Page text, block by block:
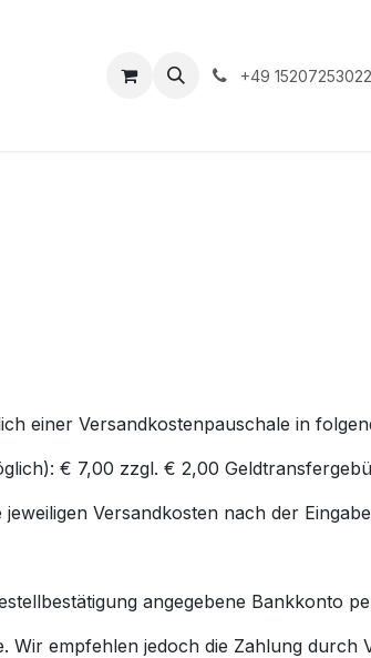
Appointment +49 15207253022
einer Versandkostenpauschale in
€ 7,00 zzgl. € 2,00
Versandkosten nach der
angegebene Bankkonto
empfehlen jedoch die Zahlung durch